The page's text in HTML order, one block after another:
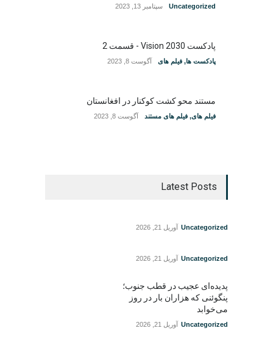
Uncategorized سپتامبر 13, 2023
پادکست Vision 2030 - قسمت 2
پادکست ها, فیلم های آگوست 8, 2023
مستند محو کشت کوکنار در افغانستان
فیلم های, فیلم های مستند آگوست 8, 2023
Latest Posts
Uncategorized آوریل 21, 2026
Uncategorized آوریل 21, 2026
پدیده‌ای عجیب در قطب جنوب؛
پنگوئنی که هزاران بار در روز
می‌خوابد
Uncategorized آوریل 21, 2026